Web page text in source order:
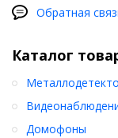
Обратная
Каталог
Домофоны